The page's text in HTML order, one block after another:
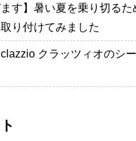
ます】暑い夏を乗り切るた
り付けてみました
clazzio クラッツィオのシ